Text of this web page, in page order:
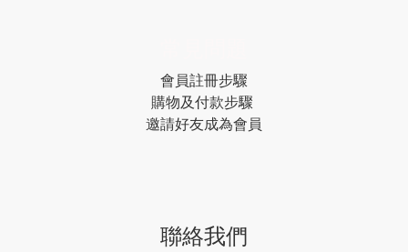
會員註冊步驟
購物及付款步驟
邀請好友成為會員
聯絡我們